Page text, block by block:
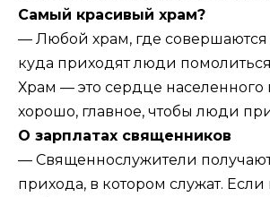
Самый красивый храм?
— Любой храм, где совершаются
куда приходят люди
Храм — это сердце населенного
хорошо, главное, чтобы люди
О зарплатах священников
— Священнослужители получают
прихода, в котором служат. Если